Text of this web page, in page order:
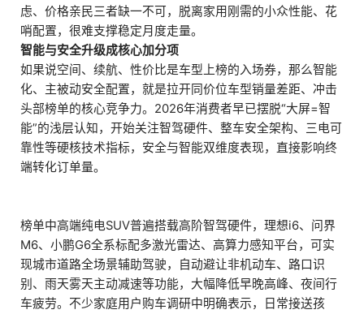
虑、价格亲民三者缺一不可，脱离家用刚需的小众性能、花
哨配置，很难支撑稳定月度走量。
智能与安全升级成核心加分项
如果说空间、续航、性价比是车型上榜的入场券，那么智能
化、主被动安全配置，就是拉开同价位车型销量差距、冲击
头部榜单的核心竞争力。2026年消费者早已摆脱“大屏=智
能”的浅层认知，开始关注智驾硬件、整车安全架构、三电可
靠性等硬核技术指标，安全与智能双维度表现，直接影响终
端转化订单量。
榜单中高端纯电SUV普遍搭载高阶智驾硬件，理想i6、问界
M6、小鹏G6全系标配多激光雷达、高算力感知平台，可实
现城市道路全场景辅助驾驶，自动避让非机动车、路口识
别、雨天雾天主动减速等功能，大幅降低早晚高峰、夜间行
车疲劳。不少家庭用户购车调研中明确表示，日常接送孩